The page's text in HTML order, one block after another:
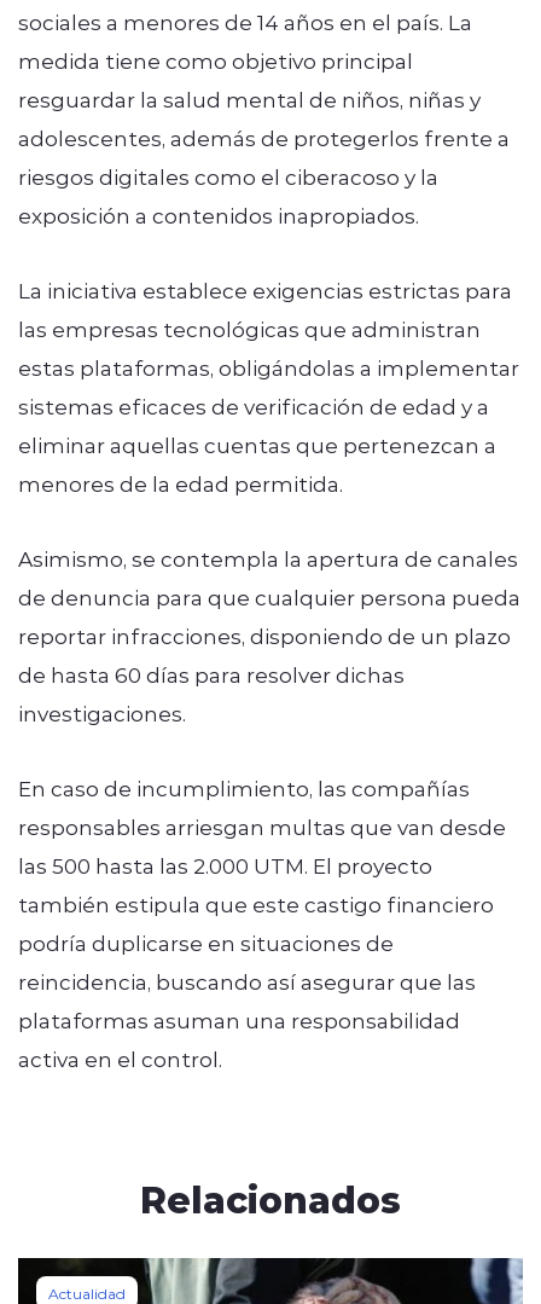
sociales a menores de 14 años en el país. La
medida tiene como objetivo principal
resguardar la salud mental de niños, niñas y
adolescentes, además de protegerlos frente a
riesgos digitales como el ciberacoso y la
exposición a contenidos inapropiados.
La iniciativa establece exigencias estrictas para
las empresas tecnológicas que administran
estas plataformas, obligándolas a implementar
sistemas eficaces de verificación de edad y a
eliminar aquellas cuentas que pertenezcan a
menores de la edad permitida.
Asimismo, se contempla la apertura de canales
de denuncia para que cualquier persona pueda
reportar infracciones, disponiendo de un plazo
de hasta 60 días para resolver dichas
investigaciones.
En caso de incumplimiento, las compañías
responsables arriesgan multas que van desde
las 500 hasta las 2.000 UTM. El proyecto
también estipula que este castigo financiero
podría duplicarse en situaciones de
reincidencia, buscando así asegurar que las
plataformas asuman una responsabilidad
activa en el control.
Relacionados
Actualidad